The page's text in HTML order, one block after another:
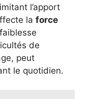
l’apport
la force
de
peut
le quotidien.